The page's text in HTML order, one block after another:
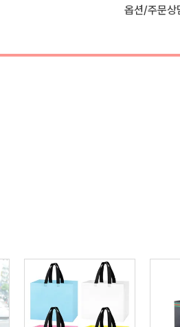
옵션/주문